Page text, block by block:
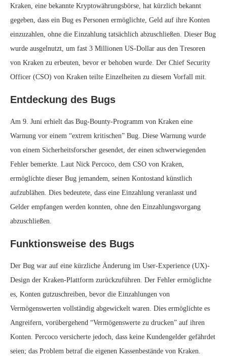
Kraken, eine bekannte Kryptowährungsbörse, hat kürzlich bekannt
gegeben, dass ein Bug es Personen ermöglichte, Geld auf ihre Konten
einzuzahlen, ohne die Einzahlung tatsächlich abzuschließen. Dieser Bug
wurde ausgelnutzt, um fast 3 Millionen US-Dollar aus den Tresoren
von Kraken zu erbeuten, bevor er behoben wurde. Der Chief Security
Officer (CSO) von Kraken teilte Einzelheiten zu diesem Vorfall mit.
Entdeckung des Bugs
Am 9. Juni erhielt das Bug-Bounty-Programm von Kraken eine
Warnung vor einem “extrem kritischen” Bug. Diese Warnung wurde
von einem Sicherheitsforscher gesendet, der einen schwerwiegenden
Fehler bemerkte. Laut Nick Percoco, dem CSO von Kraken,
ermöglichte dieser Bug jemandem, seinen Kontostand künstlich
aufzublähen. Dies bedeutete, dass eine Einzahlung veranlasst und
Gelder empfangen werden konnten, ohne den Einzahlungsvorgang
abzuschließen.
Funktionsweise des Bugs
Der Bug war auf eine kürzliche Änderung im User-Experience (UX)-
Design der Kraken-Plattform zurückzuführen. Der Fehler ermöglichte
es, Konten gutzuschreiben, bevor die Einzahlungen von
Vermögenswerten vollständig abgewickelt waren. Dies ermöglichte es
Angreifern, vorübergehend “Vermögenswerte zu drucken” auf ihren
Konten. Percoco versicherte jedoch, dass keine Kundengelder gefährdet
seien; das Problem betraf die eigenen Kassenbestände von Kraken.